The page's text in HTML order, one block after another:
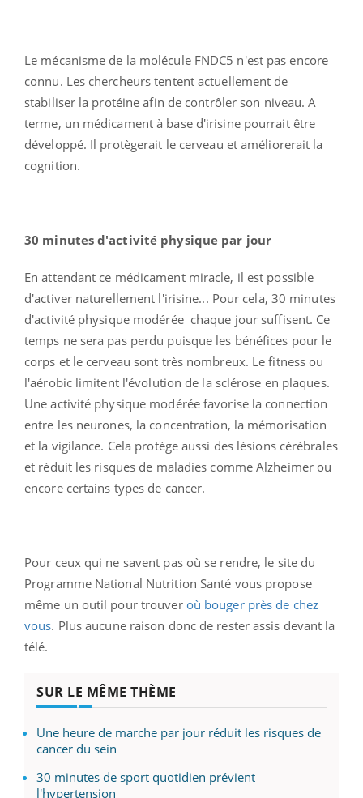
Le mécanisme de la molécule FNDC5 n'est pas encore
connu. Les chercheurs tentent actuellement de
stabiliser la protéine afin de contrôler son niveau. A
terme, un médicament à base d'irisine pourrait être
développé. Il protègerait le cerveau et améliorerait la
cognition.
30 minutes d'activité physique par jour
En attendant ce médicament miracle, il est possible
d'activer naturellement l'irisine... Pour cela, 30 minutes
d'activité physique modérée chaque jour suffisent. Ce
temps ne sera pas perdu puisque les bénéfices pour le
corps et le cerveau sont très nombreux. Le fitness ou
l'aérobic limitent l'évolution de la sclérose en plaques.
Une activité physique modérée favorise la connection
entre les neurones, la concentration, la mémorisation
et la vigilance. Cela protège aussi des lésions cérébrales
et réduit les risques de maladies comme Alzheimer ou
encore certains types de cancer.
Pour ceux qui ne savent pas où se rendre, le site du
Programme National Nutrition Santé vous propose
même un outil pour trouver où bouger près de chez
vous. Plus aucune raison donc de rester assis devant la
télé.
SUR LE MÊME THÈME
Une heure de marche par jour réduit les risques de
cancer du sein
30 minutes de sport quotidien prévient
l'hypertension